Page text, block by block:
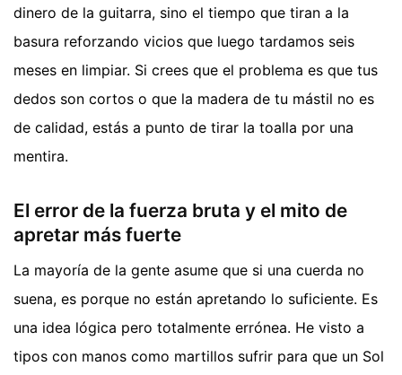
dinero de la guitarra, sino el tiempo que tiran a la
basura reforzando vicios que luego tardamos seis
meses en limpiar. Si crees que el problema es que tus
dedos son cortos o que la madera de tu mástil no es
de calidad, estás a punto de tirar la toalla por una
mentira.
El error de la fuerza bruta y el mito de
apretar más fuerte
La mayoría de la gente asume que si una cuerda no
suena, es porque no están apretando lo suficiente. Es
una idea lógica pero totalmente errónea. He visto a
tipos con manos como martillos sufrir para que un Sol